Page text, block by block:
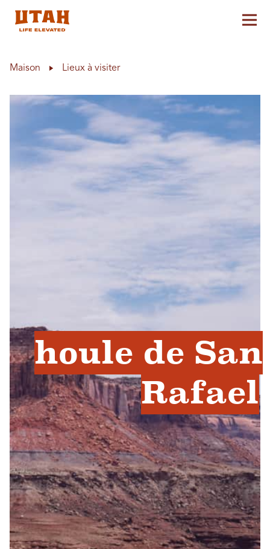
Maison Lieux à visiter
houle de San
Rafael